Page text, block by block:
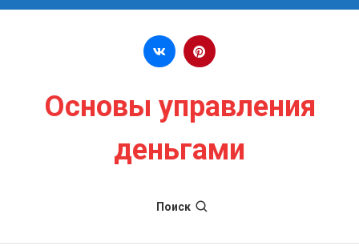
Перейти к содержимому
Основы управления
деньгами
Поиск